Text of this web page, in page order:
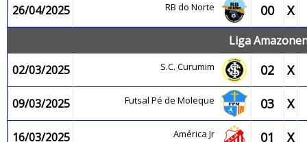
26/04/2025 RB do Norte 00 X
Liga
02/03/2025
S.C. Curumim 02 X
09/03/2025 Futsal Pé de Moleque 03 X
16/03/2025 América Jr 01 X